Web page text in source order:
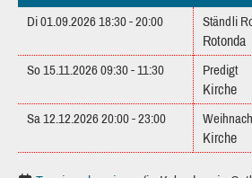
Di 01.09.2026 18:30 - 20:00
Ständli
Rotonda
So 15.11.2026 09:30 - 11:30 Predigt
Kirche
Sa 12.12.2026 20:00 - 23:00
Kirche